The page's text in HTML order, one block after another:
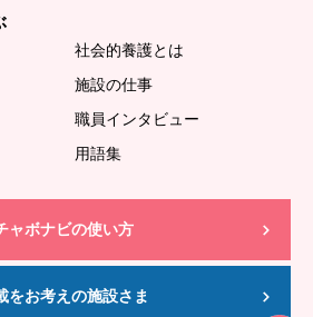
社会的養護とは
施設の仕事
職員インタビュー
用語集
ャボナビの使い方
をお考えの施設さま